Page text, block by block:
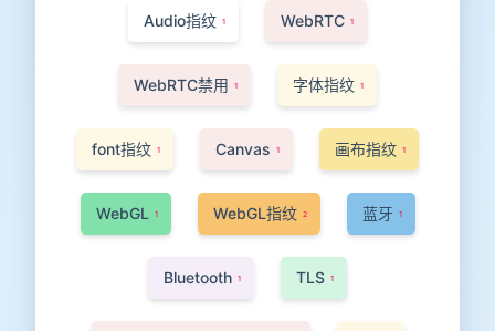
Audio指纹 1 WebRTC 1
WebRTC禁用 1 字体指纹 1
font指纹 1 Canvas 1 画布指纹 1
WebGL 1 WebGL指纹 2 蓝牙 1
Bluetooth 1 TLS 1